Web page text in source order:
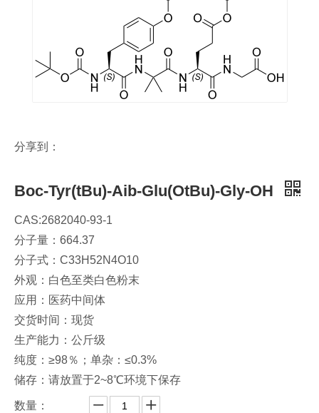
分享到：
Boc-Tyr(tBu)-Aib-Glu(OtBu)-Gly-OH
CAS:2682040-93-1
分子量：664.37
分子式：C33H52N4O10​
外观：白色至类白色粉末
应用：医药中间体
交货时间：现货
生产能力：公斤级
纯度：≥98％；单杂：≤0.3%
储存：请放置于2~8℃环境下保存
数量：